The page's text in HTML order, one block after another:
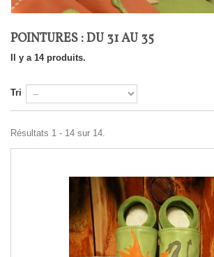
POINTURES : DU 31 AU 35
Il y a 14 produits.
Tri
Résultats 1 - 14 sur 14.